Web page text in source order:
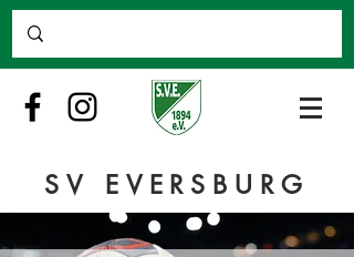
SV EVERSBURG